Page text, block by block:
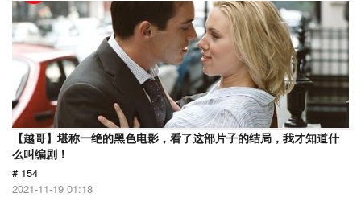
【越哥】堪称一绝的黑色电影，看了这部片子的结局，我才知道什
么叫编剧！
# 154
2021-11-19 01:18